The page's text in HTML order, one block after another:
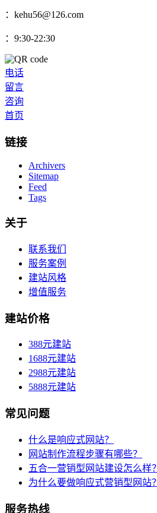
：kehu56@126.com
：9:30-22:30
电话
留言
咨询
首页
链接
Archivers
Sitemap
Feed
Tags
关于
联系我们
服务案例
建站风格
增值服务
建站价格
388元建站
1688元建站
2988元建站
5888元建站
常见问题
什么是响应式网站？
网站制作流程步骤有哪些？
五合一营销型网站建设怎么样？
为什么要做响应式营销型网站？
服务热线